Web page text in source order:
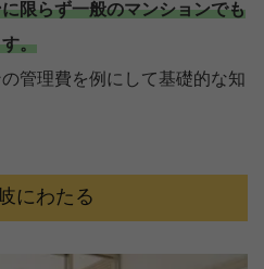
限らず一般のマンションでも
。
管理費を例にして基礎的な知
にわたる